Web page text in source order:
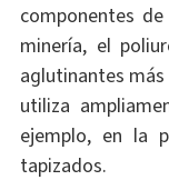
componentes
minería, el
aglutinantes
utiliza
ejemplo, en la
tapizados.